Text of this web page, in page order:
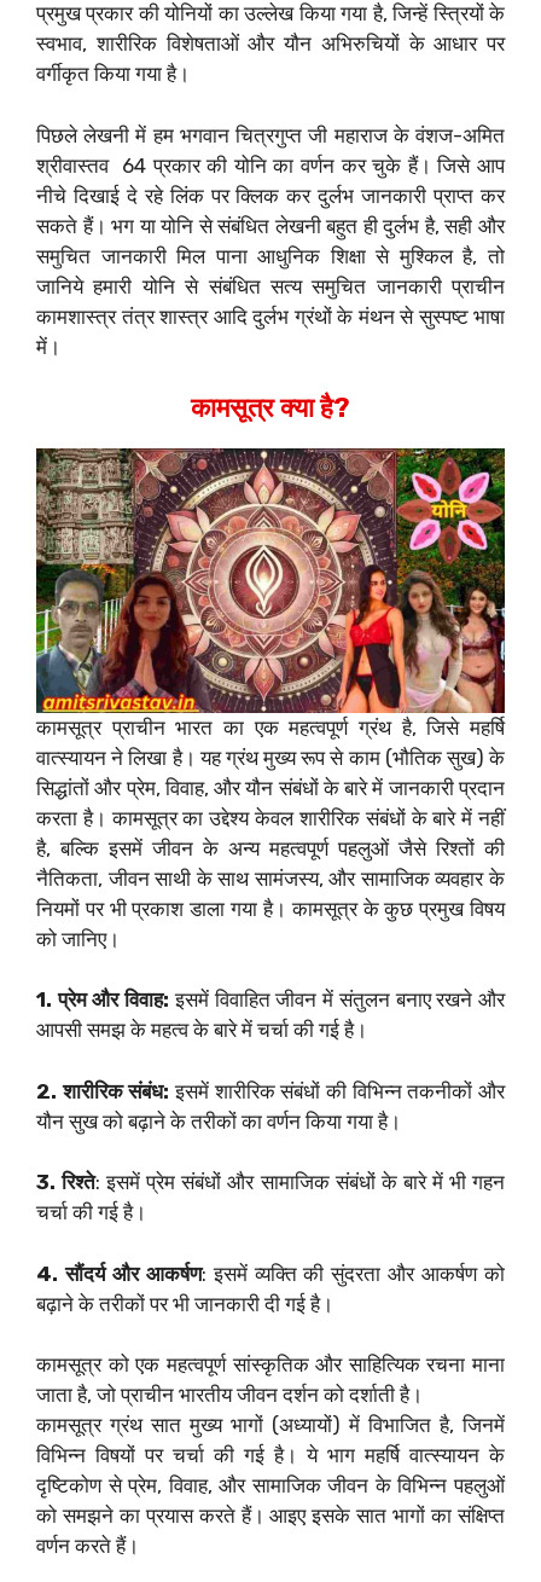
प्रमुख प्रकार की योनियों का उल्लेख किया गया है, जिन्हें स्त्रियों के
स्वभाव, शारीरिक विशेषताओं और यौन अभिरुचियों के आधार पर
वर्गीकृत किया गया है।
पिछले लेखनी में हम भगवान चित्रगुप्त जी महाराज के वंशज-अमित
श्रीवास्तव 64 प्रकार की योनि का वर्णन कर चुके हैं। जिसे आप
नीचे दिखाई दे रहे लिंक पर क्लिक कर दुर्लभ जानकारी प्राप्त कर
सकते हैं। भग या योनि से संबंधित लेखनी बहुत ही दुर्लभ है, सही और
समुचित जानकारी मिल पाना आधुनिक शिक्षा से मुश्किल है, तो
जानिये हमारी योनि से संबंधित सत्य समुचित जानकारी प्राचीन
कामशास्त्र तंत्र शास्त्र आदि दुर्लभ ग्रंथों के मंथन से सुस्पष्ट भाषा
में।
कामसूत्र क्या है?
कामसूत्र प्राचीन भारत का एक महत्वपूर्ण ग्रंथ है, जिसे महर्षि
वात्स्यायन ने लिखा है। यह ग्रंथ मुख्य रूप से काम (भौतिक सुख) के
सिद्धांतों और प्रेम, विवाह, और यौन संबंधों के बारे में जानकारी प्रदान
करता है। कामसूत्र का उद्देश्य केवल शारीरिक संबंधों के बारे में नहीं
है, बल्कि इसमें जीवन के अन्य महत्वपूर्ण पहलुओं जैसे रिश्तों की
नैतिकता, जीवन साथी के साथ सामंजस्य, और सामाजिक व्यवहार के
नियमों पर भी प्रकाश डाला गया है। कामसूत्र के कुछ प्रमुख विषय
को जानिए।
1. प्रेम और विवाह: इसमें विवाहित जीवन में संतुलन बनाए रखने और
आपसी समझ के महत्व के बारे में चर्चा की गई है।
2. शारीरिक संबंध: इसमें शारीरिक संबंधों की विभिन्न तकनीकों और
यौन सुख को बढ़ाने के तरीकों का वर्णन किया गया है।
3. रिश्ते: इसमें प्रेम संबंधों और सामाजिक संबंधों के बारे में भी गहन
चर्चा की गई है।
4. सौंदर्य और आकर्षण: इसमें व्यक्ति की सुंदरता और आकर्षण को
बढ़ाने के तरीकों पर भी जानकारी दी गई है।
कामसूत्र को एक महत्वपूर्ण सांस्कृतिक और साहित्यिक रचना माना
जाता है, जो प्राचीन भारतीय जीवन दर्शन को दर्शाती है।
कामसूत्र ग्रंथ सात मुख्य भागों (अध्यायों) में विभाजित है, जिनमें
विभिन्न विषयों पर चर्चा की गई है। ये भाग महर्षि वात्स्यायन के
दृष्टिकोण से प्रेम, विवाह, और सामाजिक जीवन के विभिन्न पहलुओं
को समझने का प्रयास करते हैं। आइए इसके सात भागों का संक्षिप्त
वर्णन करते हैं।